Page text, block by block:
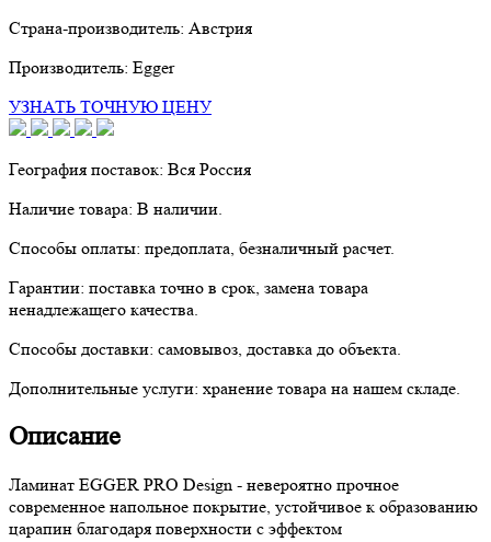
Страна-производитель: Австрия
Производитель: Egger
УЗНАТЬ ТОЧНУЮ ЦЕНУ
География поставок: Вся Россия
Наличие товара: В наличии.
Способы оплаты: предоплата, безналичный расчет.
Гарантии: поставка точно в срок, замена товара
ненадлежащего качества.
Способы доставки: самовывоз, доставка до объекта.
Дополнительные услуги: хранение товара на нашем складе.
Описание
Ламинат EGGER PRO Design - невероятно прочное
современное напольное покрытие, устойчивое к образованию
царапин благодаря поверхности с эффектом